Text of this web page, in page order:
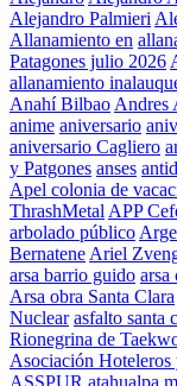
Alejandro Palmieri
Allanamiento en
Patagones julio 2026
allanamiento
Anahí Bilbao Andres
anime aniversario
aniversario Cagliero
y Patgones anses
Apel colonia de
ThrashMetal APP
arbolado público
Bernatene Ariel
arsa barrio guido arsa
Arsa obra Santa Clara
Nuclear asfalto santa
Rionegrina de
Asociación
ASSPUR atahualpa